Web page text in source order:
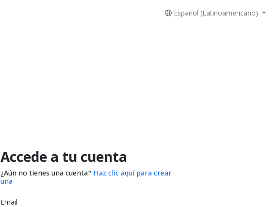
Español (Latinoamericano)
Accede a tu cuenta
¿Aún no tienes una cuenta? Haz clic aquí para crear
una
Email